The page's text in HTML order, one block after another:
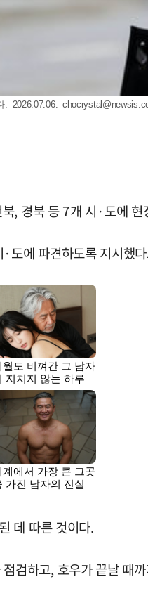
2026.07.06.
, 경북 등 7개 시·도에
도에 파견하도록 지시했
데 따른 것이다.
검하고, 호우가 끝날 때